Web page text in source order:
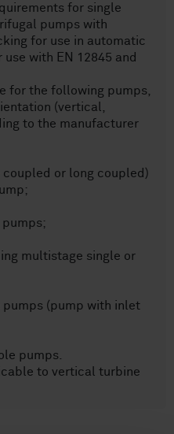
for single
pumps with
for use in automatic
with EN 12845 and
for the following pumps,
(vertical,
to the manufacturer
or long coupled)
multistage single or
(pump with inlet
pumps.
to vertical turbine